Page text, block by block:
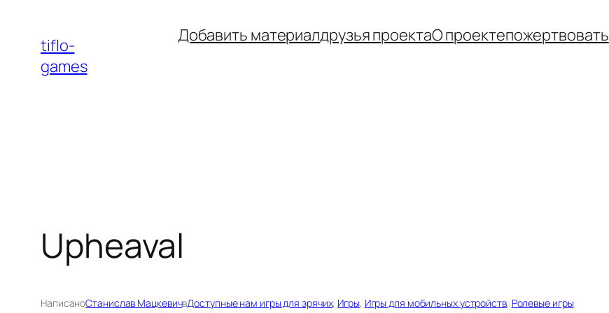
содержимому
tiflo-
games
Добавить материалдрузья проектаО проектепожертвовать
Upheaval
НаписаноСтанислав МацкевичвДоступные нам игры для зрячих, Игры, Игры для мобильных устройств, Ролевые игры